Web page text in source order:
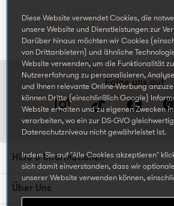
Folge uns auf
Hilfe & Informationen
Über Uns
Diese Website verwendet Cookies, die
unsere Website und Dienstleistungen zur
Darüber hinaus möchten wir Cookies
von Drittanbietern) und ähnliche
Website verwenden, um die Funktionalität
Nutzererfahrung zu personalisieren,
und Ihnen relevante Online-Werbung
können Dritte (einschließlich Google)
Website erhalten und zu eigenen Zwecken in
verarbeiten, wo ein zur DS-GVO
Datenschutzniveau nicht gewährleistet ist.
Indem Sie auf "Alle Cookies akzeptieren"
sich damit einverstanden, dass wir
unserer Website verwenden können,
von Dritten gesetzt werden, die Ihre Daten in